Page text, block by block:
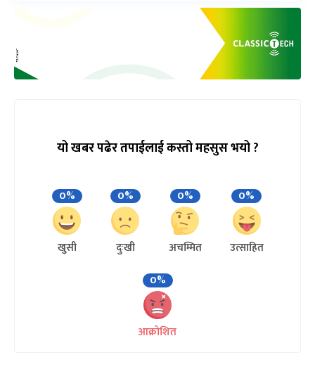
यो खबर पढेर तपाईलाई कस्तो महसुस भयो ?
0%
खुसी
0%
दुःखी
0%
अचम्मित
0%
उत्साहित
0%
आक्रोशित